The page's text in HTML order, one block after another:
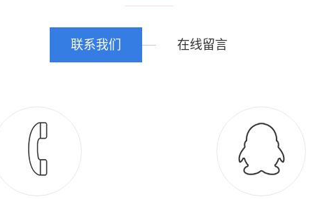
联系我们 在线留言